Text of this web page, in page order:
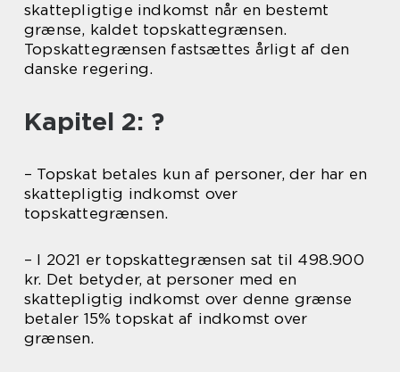
skattepligtige indkomst når en bestemt
grænse, kaldet topskattegrænsen.
Topskattegrænsen fastsættes årligt af den
danske regering.
Kapitel 2: ?
– Topskat betales kun af personer, der har en
skattepligtig indkomst over
topskattegrænsen.
– I 2021 er topskattegrænsen sat til 498.900
kr. Det betyder, at personer med en
skattepligtig indkomst over denne grænse
betaler 15% topskat af indkomst over
grænsen.